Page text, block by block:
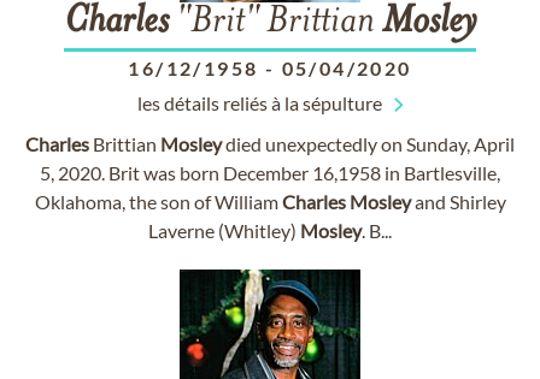
Charles"Brit" Brittian Mosley
16/12/1958 - 05/04/2020
les détails reliés à la sépulture
Charles Brittian Mosleydied unexpectedly on Sunday, April
5, 2020. Brit was born December 16,1958 in Bartlesville,
Oklahoma, the son of WilliamCharles Mosleyand Shirley
Laverne (Whitley) Mosley. B...